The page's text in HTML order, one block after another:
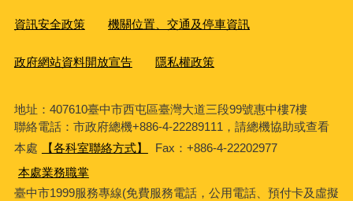
資訊安全政策 機關位置、交通及停車資訊
政府網站資料開放宣告 隱私權政策
地址：407610臺中市西屯區臺灣大道三段99號惠中樓7樓
聯絡電話：市政府總機+886-4-22289111，請總機協助或查看
本處
【各科室聯絡方式】
Fax：+886-4-22202977
本處業務職掌
臺中市1999服務專線(免費服務電話，公用電話、預付卡及虛擬